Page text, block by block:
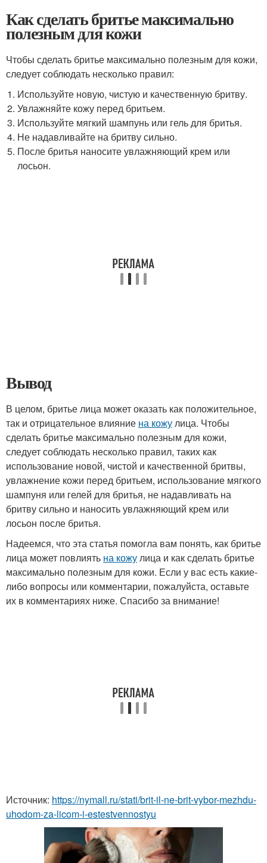
Как сделать бритье максимально
полезным для кожи
Чтобы сделать бритье максимально полезным для кожи,
следует соблюдать несколько правил:
Используйте новую, чистую и качественную бритву.
Увлажняйте кожу перед бритьем.
Используйте мягкий шампунь или гель для бритья.
Не надавливайте на бритву сильно.
После бритья наносите увлажняющий крем или
лосьон.
Вывод
В целом, бритье лица может оказать как положительное,
так и отрицательное влияние на кожулица. Чтобы
сделать бритье максимально полезным для кожи,
следует соблюдать несколько правил, таких как
использование новой, чистой и качественной бритвы,
увлажнение кожи перед бритьем, использование мягкого
шампуня или гелей для бритья, не надавливать на
бритву сильно и наносить увлажняющий крем или
лосьон после бритья.
Надеемся, что эта статья помогла вам понять, как бритье
лица может повлиять на кожулица и как сделать бритье
максимально полезным для кожи. Если у вас есть какие-
либо вопросы или комментарии, пожалуйста, оставьте
их в комментариях ниже. Спасибо за внимание!
Источник: https://nymall.ru/stati/brit-il-ne-brit-vybor-mezhdu-
uhodom-za-licom-i-estestvennostyu